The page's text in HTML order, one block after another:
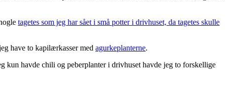
tagetes som jeg har sået i små potter i drivhuset, da tagetes skulle
have to kapilærkasser med agurkeplanterne.
kun havde chili og peberplanter i drivhuset havde jeg to forskellige